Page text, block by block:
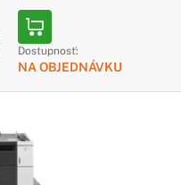
Dostupnosť:
NA OBJEDNÁVKU